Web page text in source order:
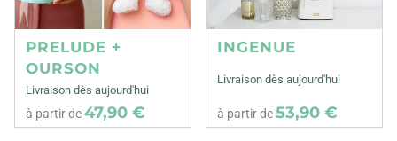
PRELUDE +
OURSON
Livraison dès aujourd'hui
à partir de47,90 €
INGENUE
Livraison dès aujourd'hui
à partir de53,90 €